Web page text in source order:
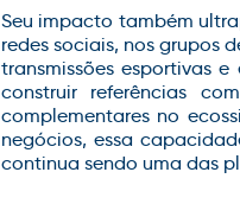
Seu impacto também
redes sociais, nos grupos
transmissões esportivas
construir referências
complementares no
negócios, essa
continua sendo uma das